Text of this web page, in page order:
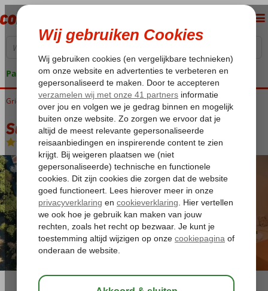
Pakketgarantie
Home
Griekenland Lesbos Eftalou Sunrise Resort Hotel
Sunrise Resort Hotel
Logies en ontbijt-Hotel